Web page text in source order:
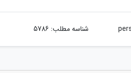
شناسه مطلب: 5786